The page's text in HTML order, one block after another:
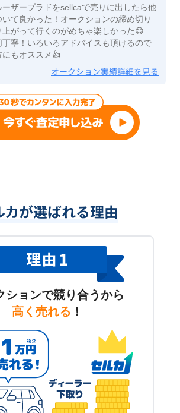
ザープラドをsellcaで売りに出したら他
て良かった！オークションの締め切り
上がって行くのがめちゃ楽しかった😊
寧！いろいろアドバイスも頂けるので
もオススメ👍
オークション実績詳細を見る
カが選ばれる理由
ションで競り合うから
高く売れる ！